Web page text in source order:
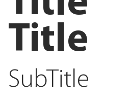
Title
SubTitle